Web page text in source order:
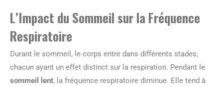
L’Impact du Sommeil sur la Fréquence
Respiratoire
Durant le sommeil, le corps entre dans différents stades,
chacun ayant un effet distinct sur la respiration. Pendant le
sommeil lent, la fréquence respiratoire diminue. Elle tend à